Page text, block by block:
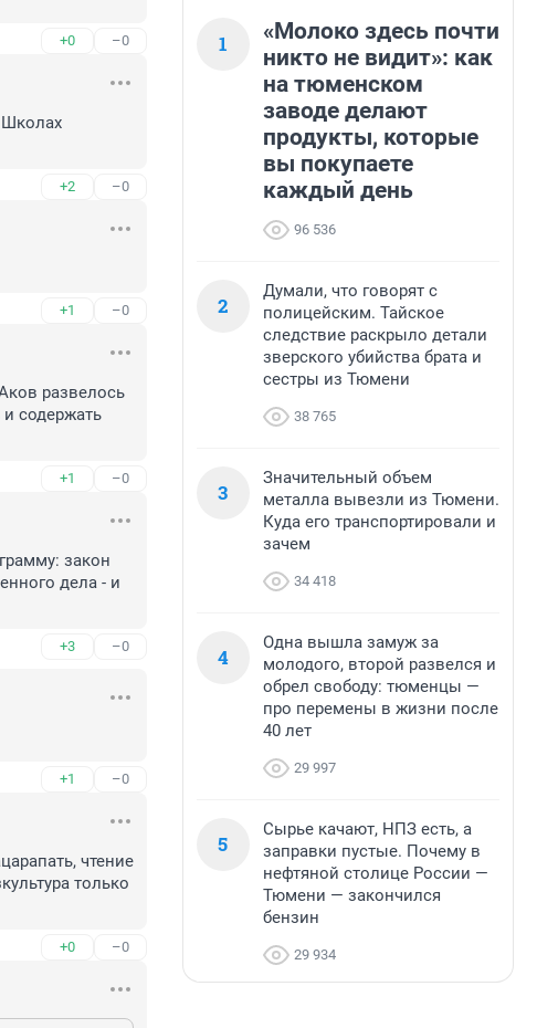
+0 –0
Школах
+2 –0
+1 –0
развелось
содержать
+1 –0
закон
дела - и
+3 –0
+1 –0
чтение
только
+0 –0
1
«Молоко здесь почти
никто не видит»: как
на тюменском
заводе делают
продукты, которые
вы покупаете
каждый день
96 536
2
Думали, что говорят с
полицейским. Тайское
следствие раскрыло детали
зверского убийства брата и
сестры из Тюмени
38 765
3
Значительный объем
металла вывезли из Тюмени.
Куда его транспортировали и
зачем
34 418
4
Одна вышла замуж за
молодого, второй развелся и
обрел свободу: тюменцы —
про перемены в жизни после
40 лет
29 997
5
Сырье качают, НПЗ есть, а
заправки пустые. Почему в
нефтяной столице России —
Тюмени — закончился
бензин
29 934